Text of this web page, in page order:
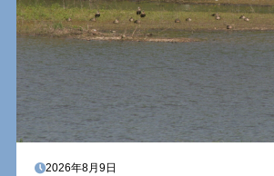
2026年8月9日